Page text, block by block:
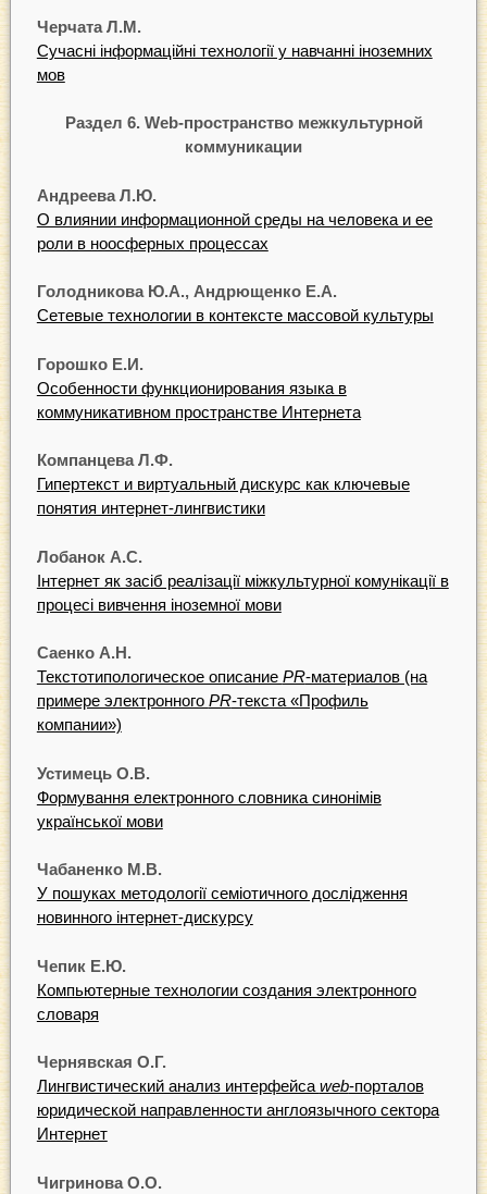
Черчата Л.М.
Сучасні інформаційні технології у навчанні іноземних
мов
Раздел 6. Web-пространство межкультурной
коммуникации
Андреева Л.Ю.
О влиянии информационной среды на человека и ее
роли в ноосферных процессах
Голодникова Ю.А., Андрющенко Е.А.
Сетевые технологии в контексте массовой культуры
Горошко Е.И.
Особенности функционирования языка в
коммуникативном пространстве Интернета
Компанцева Л.Ф.
Гипертекст и виртуальный дискурс как ключевые
понятия интернет-лингвистики
Лобанок А.С.
Інтернет як засіб реалізації міжкультурної комунікації в
процесі вивчення іноземної мови
Саенко А.Н.
Текстотипологическое описание PR-материалов (на
примере электронного PR-текста «Профиль
компании»)
Устимець О.В.
Формування електронного словника синонімів
української мови
Чабаненко М.В.
У пошуках методології семіотичного дослідження
новинного інтернет-дискурсу
Чепик Е.Ю.
Компьютерные технологии создания электронного
словаря
Чернявская О.Г.
Лингвистический анализ интерфейса web-порталов
юридической направленности англоязычного сектора
Интернет
Чигринова О.О.